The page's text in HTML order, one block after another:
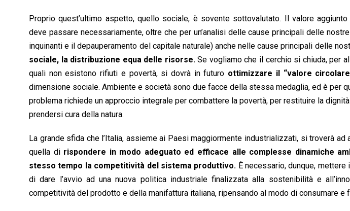
Proprio quest’ultimo aspetto, quello sociale, è sovente sottovalutato. Il valore
deve passare necessariamente, oltre che per un’analisi delle cause principali delle
inquinanti e il depauperamento del capitale naturale) anche nelle cause principali delle
sociale, la distribuzione equa delle risorse.Se vogliamo che il cerchio si chiuda, per
quali non esistono rifiuti e povertà, si dovrà in futuro ottimizzare il “valore
dimensione sociale. Ambiente e società sono due facce della stessa medaglia, ed è per
problema richiede un approccio integrale per combattere la povertà, per restituire la
prendersi cura della natura.
La grande sfida che l’Italia, assieme ai Paesi maggiormente industrializzati, si troverà
quella di rispondere in modo adeguato ed efficace alle complesse dinamiche
stesso tempo la competitività del sistema produttivo. È necessario, dunque,
di dare l’avvio ad una nuova politica industriale finalizzata alla sostenibilità e
competitività del prodotto e della manifattura italiana, ripensando al modo di consumare e